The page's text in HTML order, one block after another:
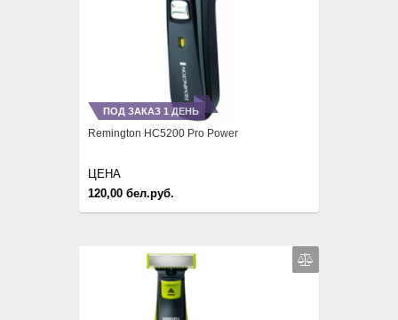
ПОД ЗАКАЗ 1 ДЕНЬ
Remington HC5200 Pro Power
120,00 бел.руб.
ЦЕНА